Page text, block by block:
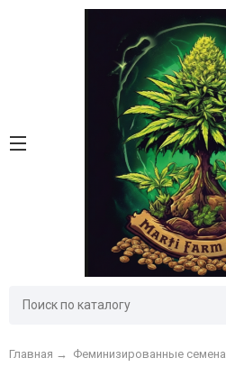
Главная → Феминизированные семена